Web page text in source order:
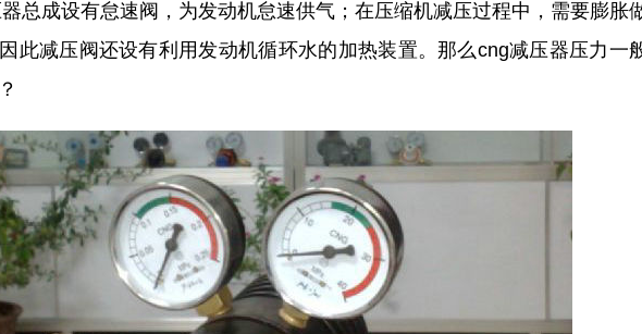
总成设有怠速阀，为发动机怠速供气；在压缩机减压过程中，需要膨胀
此减压阀还设有利用发动机循环水的加热装置。那么cng减压器压力一